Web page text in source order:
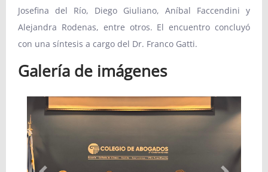
Josefina del Río, Diego Giuliano, Aníbal Faccendini y
Alejandra Rodenas, entre otros. El encuentro concluyó
con una síntesis a cargo del Dr. Franco Gatti.
Galería de imágenes